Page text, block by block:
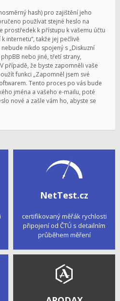
hash) pro zajištění jeho
používat stejné heslo na
prostředek k přístupu k vašemu účtu
internetu“, takže jej pečlivě
nikdo spojený s „Diskuzní
nebo jiné, třetí strany,
případě, že byste zapomněli vaše
funkci „Zapomněl jsem své
Tento proces po vás bude
jména a vašeho e-mailu, poté
nové a zašle vám ho, abyste se
NetTest.cz
certifikovaný měřák rychlosti
připojení od ČTÚ s detailním
průběhem měření